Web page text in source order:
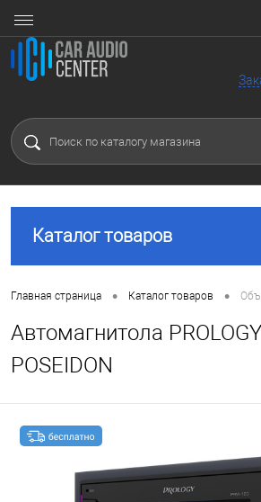
Каталог товаров
Главная страница • Каталог товаров •
Автомагнитола
POSEIDON